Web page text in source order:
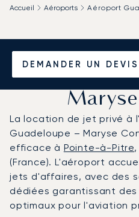
DEMANDER UN DEVIS
Accueil Aéroports Aéroport
Louer un Jet
l'Aéroport
La location de jet privé à
Guadeloupe – Maryse
efficace à Pointe-à-Pitre
(France). L'aéroport
jets d'affaires, avec des
dédiées garantissant
optimaux pour l'aviation